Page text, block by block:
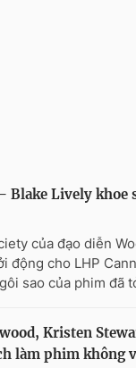
báo VTV
in và báo điện tử
Thị Mỹ Hạnh,
Blake Lively khoe
của đạo diễn
động cho LHP
sao của phim đã
Kristen
làm phim không